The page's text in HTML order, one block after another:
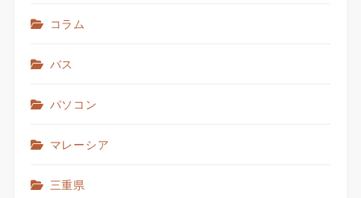
コラム
バス
パソコン
マレーシア
三重県